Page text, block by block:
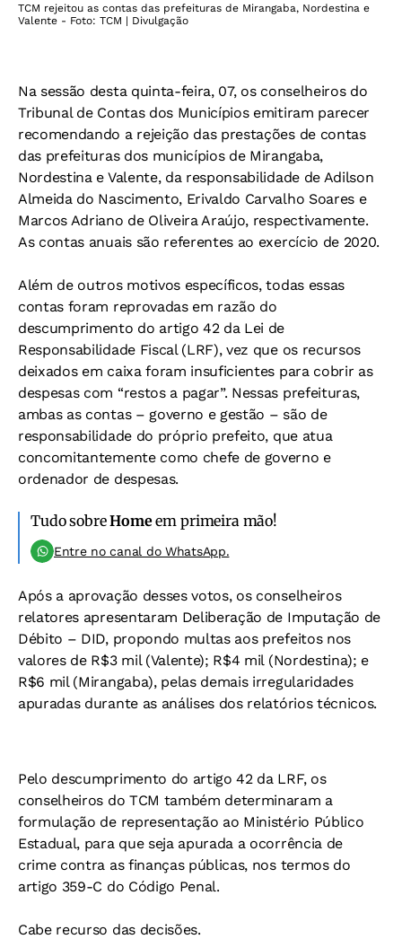
TCM rejeitou as contas das prefeituras de Mirangaba, Nordestina e
Valente - Foto: TCM | Divulgação
Na sessão desta quinta-feira, 07, os conselheiros do
Tribunal de Contas dos Municípios emitiram parecer
recomendando a rejeição das prestações de contas
das prefeituras dos municípios de Mirangaba,
Nordestina e Valente, da responsabilidade de Adilson
Almeida do Nascimento, Erivaldo Carvalho Soares e
Marcos Adriano de Oliveira Araújo, respectivamente.
As contas anuais são referentes ao exercício de 2020.
Além de outros motivos específicos, todas essas
contas foram reprovadas em razão do
descumprimento do artigo 42 da Lei de
Responsabilidade Fiscal (LRF), vez que os recursos
deixados em caixa foram insuficientes para cobrir as
despesas com “restos a pagar”. Nessas prefeituras,
ambas as contas – governo e gestão – são de
responsabilidade do próprio prefeito, que atua
concomitantemente como chefe de governo e
ordenador de despesas.
Tudo sobreHomeem primeira mão!
Entre no canal do WhatsApp.
Após a aprovação desses votos, os conselheiros
relatores apresentaram Deliberação de Imputação de
Débito – DID, propondo multas aos prefeitos nos
valores de R$3 mil (Valente); R$4 mil (Nordestina); e
R$6 mil (Mirangaba), pelas demais irregularidades
apuradas durante as análises dos relatórios técnicos.
Pelo descumprimento do artigo 42 da LRF, os
conselheiros do TCM também determinaram a
formulação de representação ao Ministério Público
Estadual, para que seja apurada a ocorrência de
crime contra as finanças públicas, nos termos do
artigo 359-C do Código Penal.
Cabe recurso das decisões.